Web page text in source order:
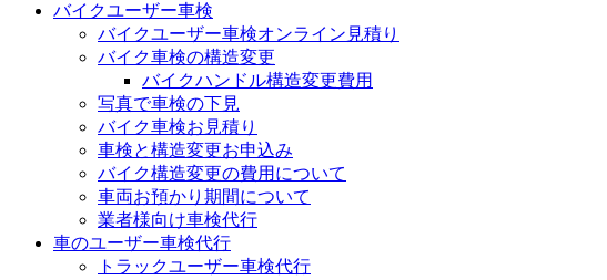
バイクユーザー車検
バイクユーザー車検オンライン見積り
バイク車検の構造変更
バイクハンドル構造変更費用
写真で車検の下見
バイク車検お見積り
車検と構造変更お申込み
バイク構造変更の費用について
車両お預かり期間について
業者様向け車検代行
車のユーザー車検代行
トラックユーザー車検代行